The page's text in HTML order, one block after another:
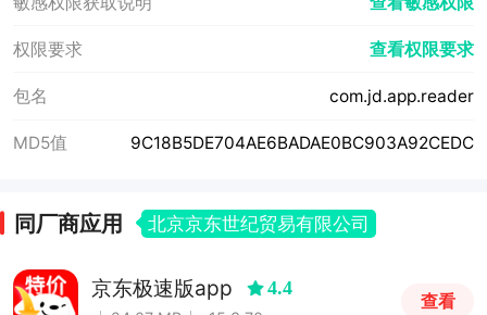
权限要求 查看权限要求
包名 com.jd.app.reader
MD5值 9C18B5DE704AE6BADAE0BC903A92CEDC
同厂商应用 北京京东世纪贸易有限公司
京东极速版app 4.4
查看